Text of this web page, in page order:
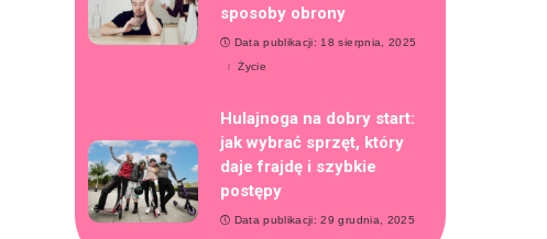
sposoby obrony
Data publikacji: 18 sierpnia, 2025
Życie
Hulajnoga na dobry start:
jak wybrać sprzęt, który
daje frajdę i szybkie
postępy
Data publikacji: 29 grudnia, 2025